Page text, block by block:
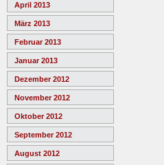
April 2013
März 2013
Februar 2013
Januar 2013
Dezember 2012
November 2012
Oktober 2012
September 2012
August 2012